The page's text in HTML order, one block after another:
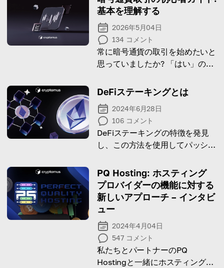
基本を理解する
2026年5月04日
134 コメント
常に暗号通貨の取引を始めたいと
思っていましたか? 「はい」の場
Cryptomus で取引を開始する方
法を詳しく説明します。
DeFiステーキングとは
2024年6月28日
106 コメント
DeFiステーキングの特徴を発見
し、この方法を使用してパッシブ
い！
PQ Hosting: ホスティング
プロバイダーの機能に対する
新しいアプローチ – インタビ
ュー
2024年4月04日
547 コメント
私たちとパートナーのPQ
Hostingと一緒にホスティングの